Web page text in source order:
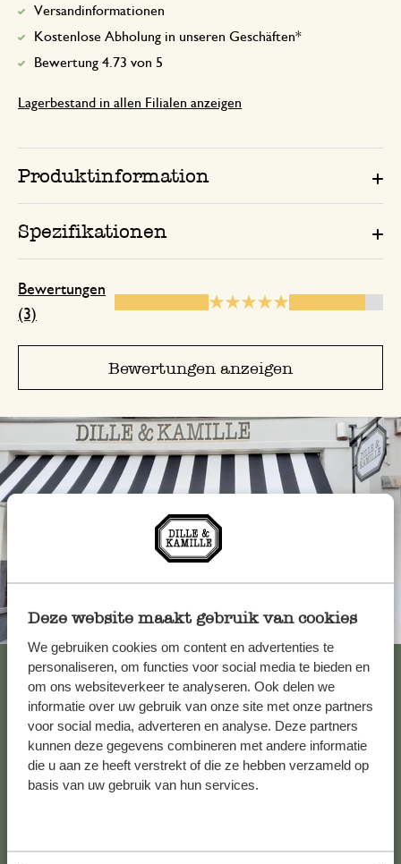
Deze website maakt gebruik van cookies
We gebruiken cookies om content en advertenties te
personaliseren, om functies voor social media te bieden en
om ons websiteverkeer te analyseren. Ook delen we
informatie over uw gebruik van onze site met onze partners
voor social media, adverteren en analyse. Deze partners
kunnen deze gegevens combineren met andere informatie
die u aan ze heeft verstrekt of die ze hebben verzameld op
basis van uw gebruik van hun services.
Versandinformationen
Kostenlose Abholung in unseren Geschäften*
Bewertung 4.73 von 5
Lagerbestand in allen Filialen anzeigen
Produktinformation
Spezifikationen
Bewertungen
(3)
Bewertungen anzeigen
Immer in der Nähe
Alle 62 Geschäfte anzeigen
Kundenservice/Hilfe
Falls Sie Fragen haben oder Tipps und Hilfe brauchen, wenden